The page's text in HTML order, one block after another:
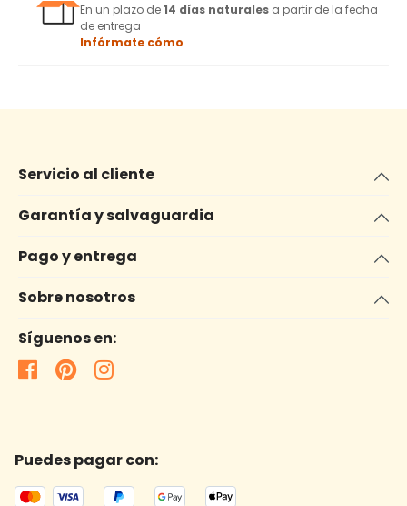
En un plazo de14 días naturales a partir de la fecha
de entrega
Infórmate cómo
Servicio al cliente
Garantía y salvaguardia
Pago y entrega
Sobre nosotros
Síguenos en:
Puedes pagar con: